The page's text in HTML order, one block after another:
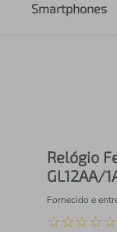
Smartphones
Relógio
GL12AA/
Fornecido e
☆☆☆☆☆